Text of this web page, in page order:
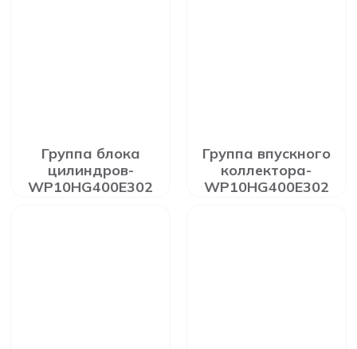
Группа блока
цилиндров-
WP10HG400E302
Группа впускного
коллектора-
WP10HG400E302